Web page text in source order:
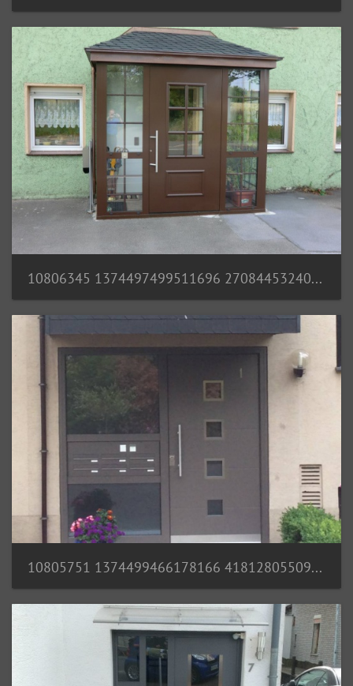
10806345 1374497499511696 2708445324058831820 n
10805751 1374499466178166 4181280550960352477 n